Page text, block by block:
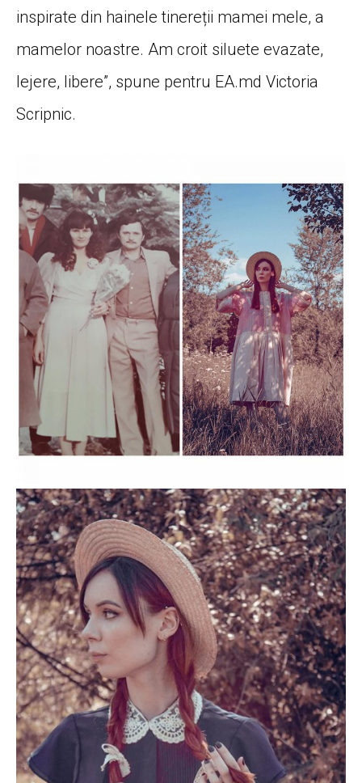
inspirate din hainele tinereții mamei mele, a
mamelor noastre. Am croit siluete evazate,
lejere, libere”, spune pentru EA.md Victoria
Scripnic.